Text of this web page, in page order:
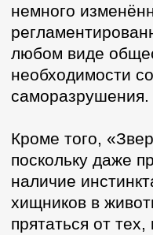
немного
любом виде
необходимости
саморазрушения.
Кроме того,
поскольку даже
наличие
хищников в
прятаться от